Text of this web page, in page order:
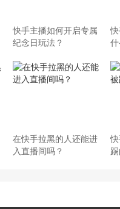
快手主播如何开启专属
纪念日玩法？
什
在快手拉黑的人还能进
入直播间吗？